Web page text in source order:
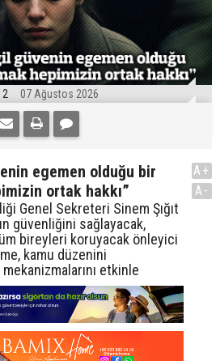
07 Ağustos 2026
egemen olduğu bir
ortak hakkı”
Genel Sekreteri Sinem Şığıt
güvenliğini sağlayacak,
bireyleri koruyacak önleyici
kamu düzenini
etkinle
A+
A-